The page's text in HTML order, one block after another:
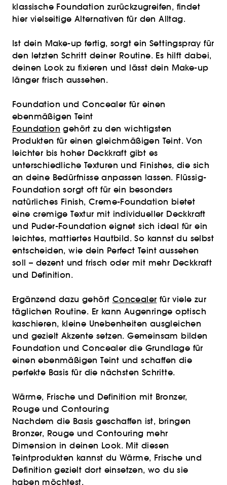
klassische Foundation zurückzugreifen, findet
hier vielseitige Alternativen für den Alltag.
Ist dein Make-up fertig, sorgt ein Settingspray für
den letzten Schritt deiner Routine. Es hilft dabei,
deinen Look zu fixieren und lässt dein Make-up
länger frisch aussehen.
Foundation und Concealer für einen
ebenmäßigen Teint
Foundation gehört zu den wichtigsten
Produkten für einen gleichmäßigen Teint. Von
leichter bis hoher Deckkraft gibt es
unterschiedliche Texturen und Finishes, die sich
an deine Bedürfnisse anpassen lassen. Flüssig-
Foundation sorgt oft für ein besonders
natürliches Finish, Creme-Foundation bietet
eine cremige Textur mit individueller Deckkraft
und Puder-Foundation eignet sich ideal für ein
leichtes, mattiertes Hautbild. So kannst du selbst
entscheiden, wie dein Perfect Teint aussehen
soll – dezent und frisch oder mit mehr Deckkraft
und Definition.
Ergänzend dazu gehört Concealer für viele zur
täglichen Routine. Er kann Augenringe optisch
kaschieren, kleine Unebenheiten ausgleichen
und gezielt Akzente setzen. Gemeinsam bilden
Foundation und Concealer die Grundlage für
einen ebenmäßigen Teint und schaffen die
perfekte Basis für die nächsten Schritte.
Wärme, Frische und Definition mit Bronzer,
Rouge und Contouring
Nachdem die Basis geschaffen ist, bringen
Bronzer, Rouge und Contouring mehr
Dimension in deinen Look. Mit diesen
Teintprodukten kannst du Wärme, Frische und
Definition gezielt dort einsetzen, wo du sie
haben möchtest.